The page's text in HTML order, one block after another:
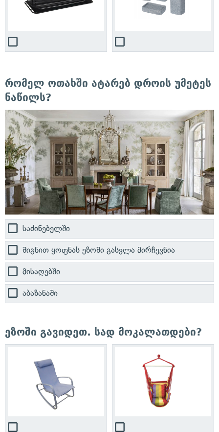
რომელ ოთახში ატარებ დროის უმეტეს
ნაწილს?
საძინებელში
შიგნით ყოფნას ეზოში გასვლა მირჩევნია
მისაღებში
აბაზანაში
ეზოში გავიდეთ. სად მოკალათდები?